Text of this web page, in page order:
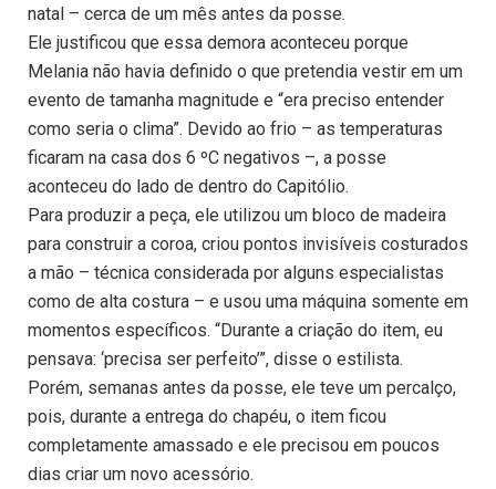
natal – cerca de um mês antes da posse.
Ele justificou que essa demora aconteceu porque
Melania não havia definido o que pretendia vestir em um
evento de tamanha magnitude e “era preciso entender
como seria o clima”. Devido ao frio – as temperaturas
ficaram na casa dos 6 ºC negativos –, a posse
aconteceu do lado de dentro do Capitólio.
Para produzir a peça, ele utilizou um bloco de madeira
para construir a coroa, criou pontos invisíveis costurados
a mão – técnica considerada por alguns especialistas
como de alta costura – e usou uma máquina somente em
momentos específicos. “Durante a criação do item, eu
pensava: ‘precisa ser perfeito’”, disse o estilista.
Porém, semanas antes da posse, ele teve um percalço,
pois, durante a entrega do chapéu, o item ficou
completamente amassado e ele precisou em poucos
dias criar um novo acessório.